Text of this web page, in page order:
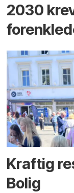
2030
Kraftig
Bolig